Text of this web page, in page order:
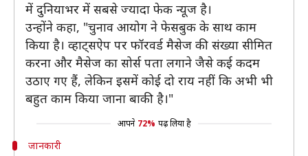
में दुनियाभर में सबसे ज्यादा फेक न्यूज है।
उन्होंने कहा, "चुनाव आयोग ने फेसबुक के साथ काम
किया है। व्हाट्सऐप पर फॉरवर्ड मैसेज की संख्या सीमित
करना और मैसेज का सोर्स पता लगाने जैसे कई कदम
उठाए गए हैं, लेकिन इसमें कोई दो राय नहीं कि अभी भी
बहुत काम किया जाना बाकी है।"
आपने 72% पढ़ लिया है
जानकारी